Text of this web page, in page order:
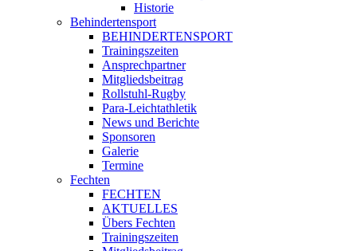
Historie
Behindertensport
BEHINDERTENSPORT
Trainingszeiten
Ansprechpartner
Mitgliedsbeitrag
Rollstuhl-Rugby
Para-Leichtathletik
News und Berichte
Sponsoren
Galerie
Termine
Fechten
FECHTEN
AKTUELLES
Übers Fechten
Trainingszeiten